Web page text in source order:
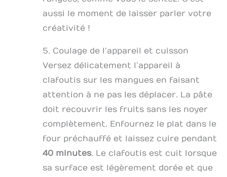
aussi le moment de laisser parler votre
créativité !
5. Coulage de l’appareil et cuisson
Versez délicatement l’appareil à
clafoutis sur les mangues en faisant
attention à ne pas les déplacer. La pâte
doit recouvrir les fruits sans les noyer
complètement. Enfournez le plat dans le
four préchauffé et laissez cuire pendant
40 minutes. Le clafoutis est cuit lorsque
sa surface est légèrement dorée et que